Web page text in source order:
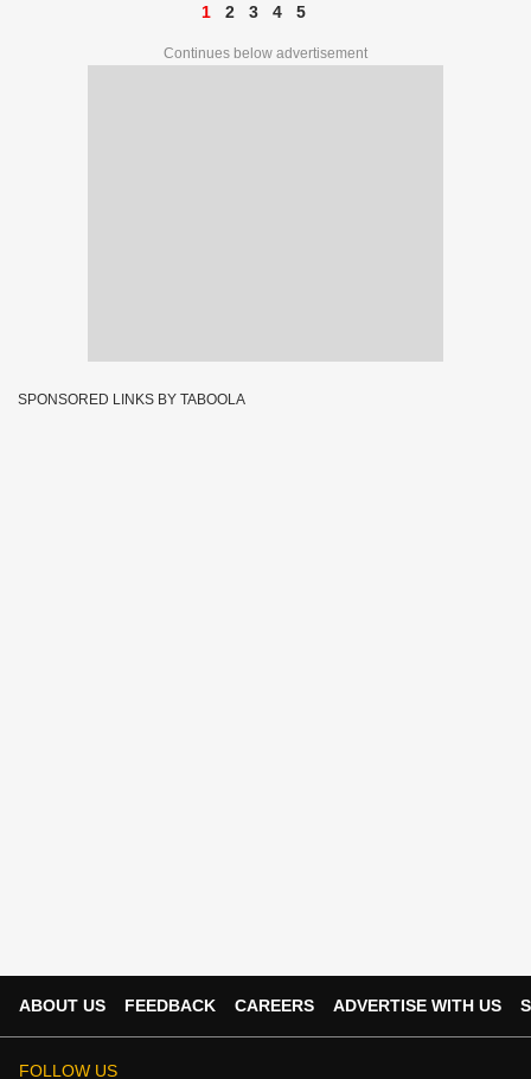
1 2 3 4 5
Continues below advertisement
SPONSORED LINKS BY TABOOLA
ABOUT US FEEDBACK CAREERS ADVERTISE WITH US
FOLLOW US